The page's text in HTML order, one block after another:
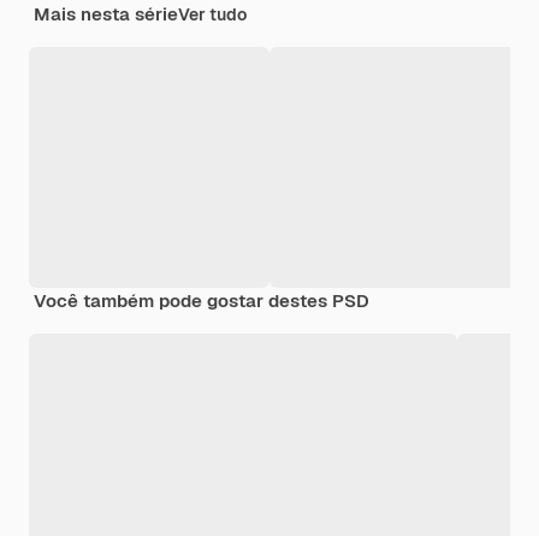
Mais nesta sérieVer tudo
Você também pode gostar destes PSD